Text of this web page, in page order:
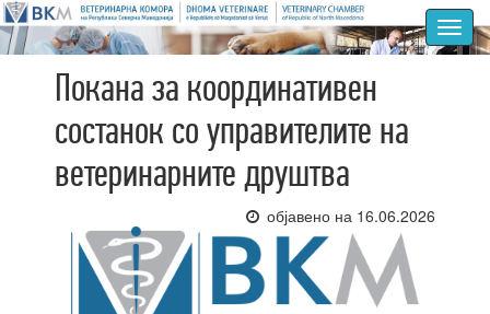
Покана за координативен
состанок со управителите на
ветеринарните друштва
објавено на 16.06.2026